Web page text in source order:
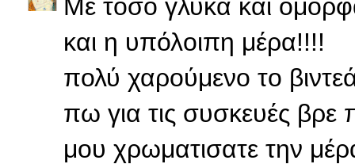
Με τόσο γλυκά και
και η υπόλοιπη μέρα!!!!
πολύ χαρούμενο το
πω για τις συσκευές βρε
μου χρωματισατε την